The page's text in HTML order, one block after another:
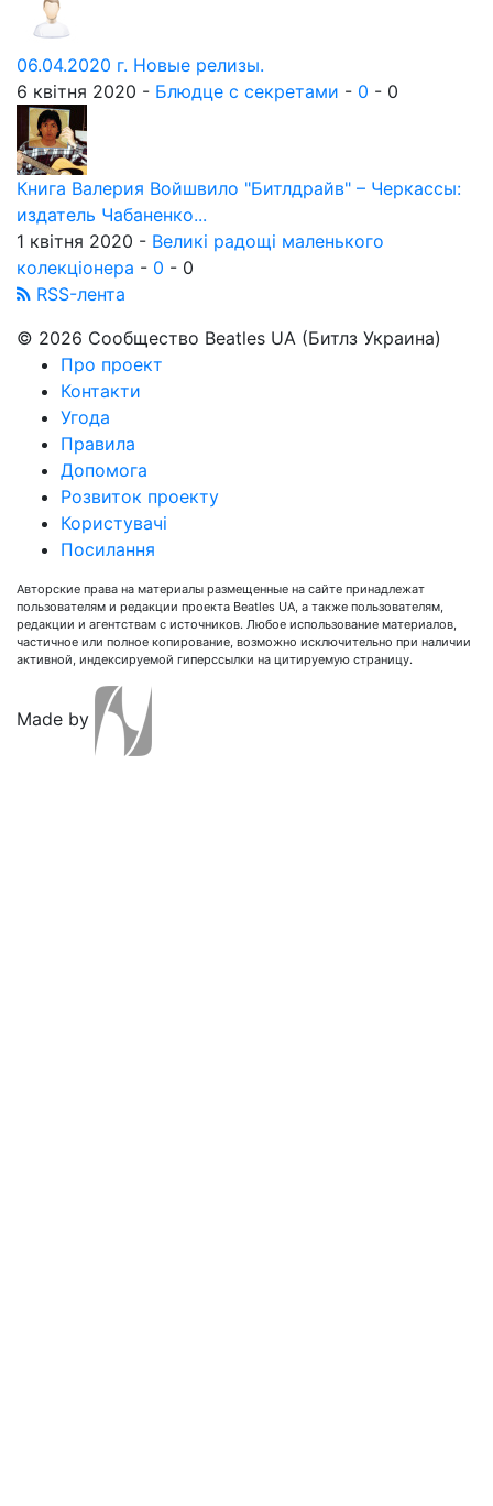
06.04.2020 г. Новые релизы.
6 квітня 2020 - Блюдце с секретами - 0 - 0
Книга Валерия Войшвило "Битлдрайв" – Черкассы:
издатель Чабаненко...
1 квітня 2020 - Великі радощі маленького
колекціонера - 0 - 0
RSS-лента
© 2026 Сообщество Beatles UA (Битлз Украина)
Про проект
Контакти
Угода
Правила
Допомога
Розвиток проекту
Користувачі
Посилання
Авторские права на материалы размещенные на сайте принадлежат
пользователям и редакции проекта Beatles UA, а также пользователям,
редакции и агентствам с источников. Любое использование материалов,
частичное или полное копирование, возможно исключительно при наличии
активной, индексируемой гиперссылки на цитируемую страницу.
Made by